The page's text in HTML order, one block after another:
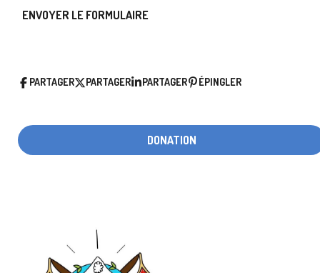
ENVOYER LE FORMULAIRE
PARTAGER PARTAGER PARTAGER ÉPINGLER
DONATION